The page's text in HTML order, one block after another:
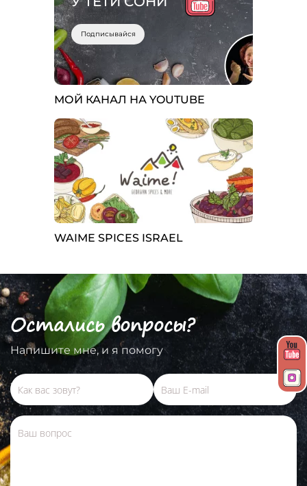
Подписывайся
МОЙ КАНАЛ НА YOUTUBE
WAIME SPICES ISRAEL
Остались вопросы?
Напишите мне, и я помогу